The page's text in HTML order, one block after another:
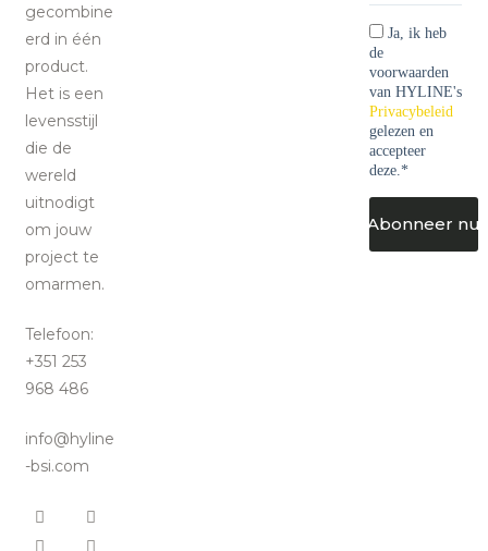
gecombine
erd in één
product.
Het is een
levensstijl
die de
wereld
uitnodigt
om jouw
project te
omarmen.
Telefoon:
+351 253
968 486
info@hyline
-bsi.com
Ja, ik heb
de
voorwaarden
van HYLINE's
Privacybeleid
gelezen en
accepteer
deze. *